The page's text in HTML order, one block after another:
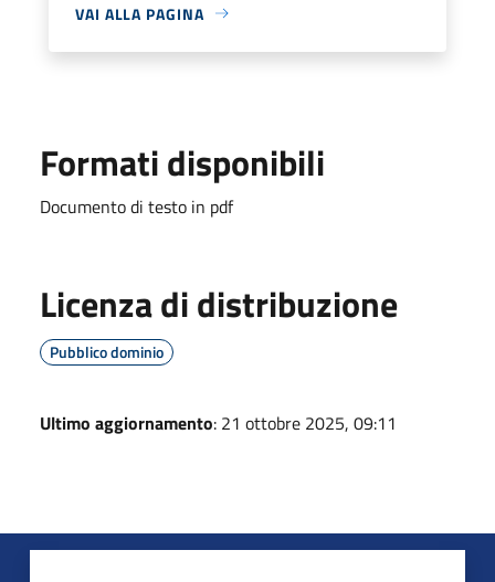
VAI ALLA PAGINA
Formati disponibili
Documento di testo in pdf
Licenza di distribuzione
Pubblico dominio
Ultimo aggiornamento: 21 ottobre 2025, 09:11